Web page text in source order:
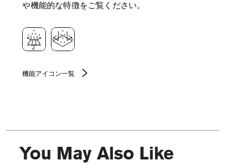
や機能的な特徴をご覧ください。
機能アイコン一覧
You May Also Like